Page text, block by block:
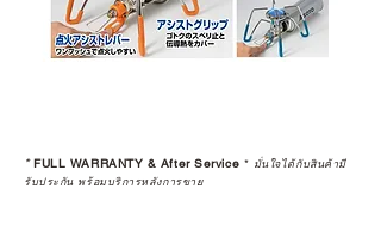
*FULL WARRANTY & After Service * มั่นใจได้กับสินค้ามี
รับประกัน พร้อมบริการหลังการขาย